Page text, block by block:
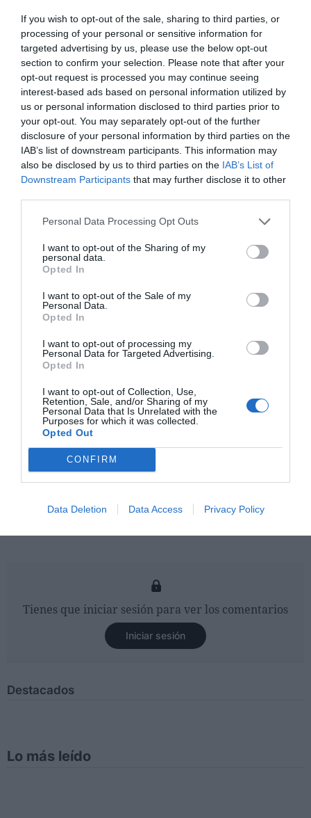
If you wish to opt-out of the sale, sharing to third parties, or
processing of your personal or sensitive information for
targeted advertising by us, please use the below opt-out
section to confirm your selection. Please note that after your
opt-out request is processed you may continue seeing
interest-based ads based on personal information utilized by
us or personal information disclosed to third parties prior to
your opt-out. You may separately opt-out of the further
disclosure of your personal information by third parties on the
IAB’s list of downstream participants. This information may
also be disclosed by us to third parties on the IAB’s List of
Downstream Participants that may further disclose it to other
Personal Data Processing Opt Outs
I want to opt-out of the Sharing of my
personal data.
Opted In
I want to opt-out of the Sale of my
Personal Data.
Opted In
I want to opt-out of processing my
Personal Data for Targeted Advertising.
Opted In
I want to opt-out of Collection, Use,
Retention, Sale, and/or Sharing of my
Personal Data that Is Unrelated with the
Purposes for which it was collected.
Opted Out
CONFIRM
Data Deletion Data Access Privacy Policy
Tomas Hruska
ha sido el elegido para liderar los
mercados de Malasia y Singapur, y se encargará
también de supervisar los esfuerzos de transición que
se produzcan de una manera inmediata. Hruska es el
sustituto de Malek Bekdache, que durante seis años ha
sido el director general de la firma francesa en Malasia
y que cesó sus funciones recientemente.
Archivado en
Tienes que iniciar sesión para ver los comentarios
Iniciar sesión
Destacados
Lo más leído